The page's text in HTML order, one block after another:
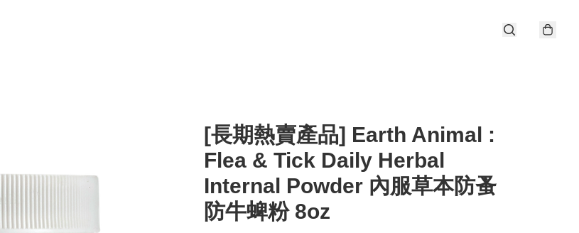
[長期熱賣產品] Earth Animal :
Flea & Tick Daily Herbal
Internal Powder 內服草本防蚤
防牛蜱粉 8oz